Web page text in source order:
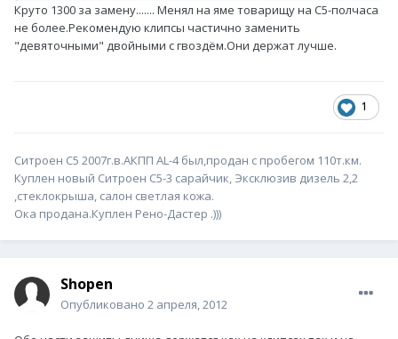
Круто 1300 за замену....... Менял на яме товарищу на С5-полчаса
не более.Рекомендую клипсы частично заменить
"девяточными" двойными с гвоздём.Они держат лучше.
1
Ситроен С5 2007г.в.АКПП AL-4 был,продан с пробегом 110т.км.
Куплен новый Ситроен С5-3 сарайчик, Эксклюзив дизель 2,2
,стеклокрыша, салон светлая кожа.
Ока продана.Куплен Рено-Дастер .)))
Shopen
Опубликовано 2 апреля, 2012